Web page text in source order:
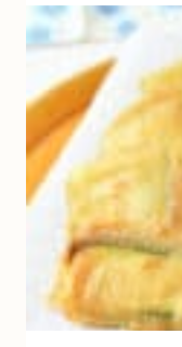
GREC
–
SANS